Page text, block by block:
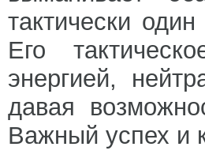
тактически
Его
энергией,
давая
Важный успех и